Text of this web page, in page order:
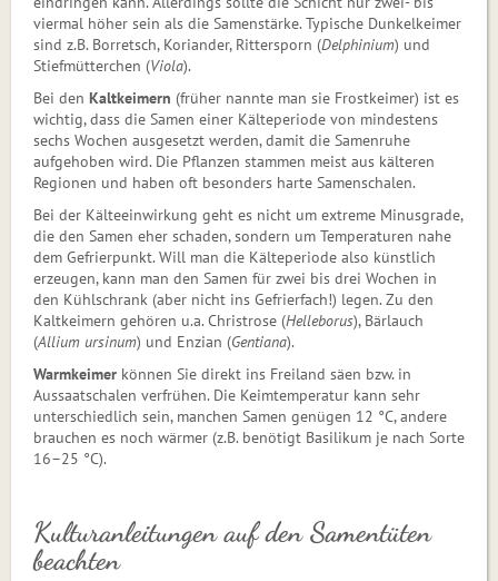
viermal höher sein als die Samenstärke. Typische Dunkelkeimer
sind z.B. Borretsch, Koriander, Rittersporn (Delphinium) und
Stiefmütterchen (Viola).
Bei den Kaltkeimern (früher nannte man sie Frostkeimer) ist es
wichtig, dass die Samen einer Kälteperiode von mindestens
sechs Wochen ausgesetzt werden, damit die Samenruhe
aufgehoben wird. Die Pflanzen stammen meist aus kälteren
Regionen und haben oft besonders harte Sa­men­schalen.
Bei der Kälteeinwirkung geht es nicht um extreme Minusgrade,
die den Samen eher schaden, sondern um Temperaturen nahe
dem Gefrierpunkt. Will man die Kälteperiode also künstlich
erzeugen, kann man den Samen für zwei bis drei Wochen in
den Kühlschrank (aber nicht ins Gefrierfach!) legen. Zu den
Kaltkeimern gehören u.a. Christrose (Helleborus), Bärlauch
(Allium ursinum) und Enzian (Gentiana).
Warmkeimer können Sie direkt ins Freiland säen bzw. in
Aussaat­schalen verfrühen. Die Keim­tem­pe­ra­tur kann sehr
unterschiedlich sein, manchen Samen genügen 12 °C, andere
brauchen es noch wärmer (z.B. benötigt Basilikum je nach Sorte
16–25 °C).
Kulturanleitungen auf den Samentüten
beachten